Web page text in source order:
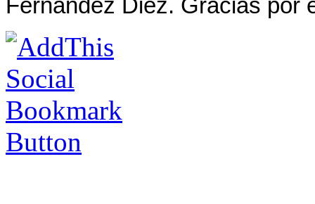
Fernández Diez. Gracias por